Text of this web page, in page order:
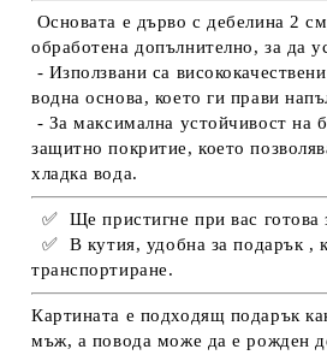
Основата е дърво с дебелина 2
обработена допълнително, за да
- Използвани са
водна основа, което ги прави
- За максимална устойчивост на
защитно покритие, което
хладка вода.
✅
Ще пристигне при вас готова
✅
В кутия, удобна за подарък ,
транспортиране.
Картината е подходящ подарък
мъж, а повода може да е рожден